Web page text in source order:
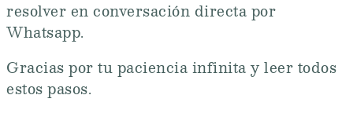
resolver en conversación directa por
Whatsapp.
Gracias por tu paciencia infinita y leer todos
estos pasos.